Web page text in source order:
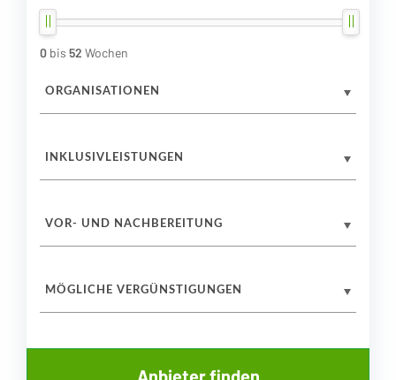
0 bis 52 Wochen
ORGANISATIONEN
INKLUSIVLEISTUNGEN
VOR- UND NACHBEREITUNG
MÖGLICHE VERGÜNSTIGUNGEN